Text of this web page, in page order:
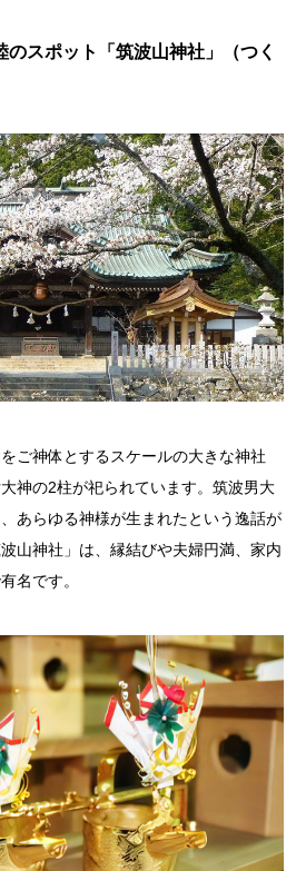
のスポット「筑波山神社」（つく
ご神体とするスケールの大きな神社
神の2柱が祀られています。筑波男大
あらゆる神様が生まれたという逸話が
山神社」は、縁結びや夫婦円満、家内
名です。